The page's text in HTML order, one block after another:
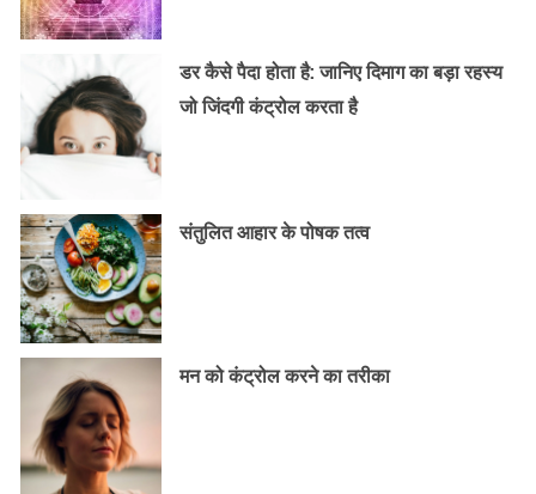
डर कैसे पैदा होता है: जानिए दिमाग का बड़ा रहस्य
जो जिंदगी कंट्रोल करता है
संतुलित आहार के पोषक तत्व
मन को कंट्रोल करने का तरीका